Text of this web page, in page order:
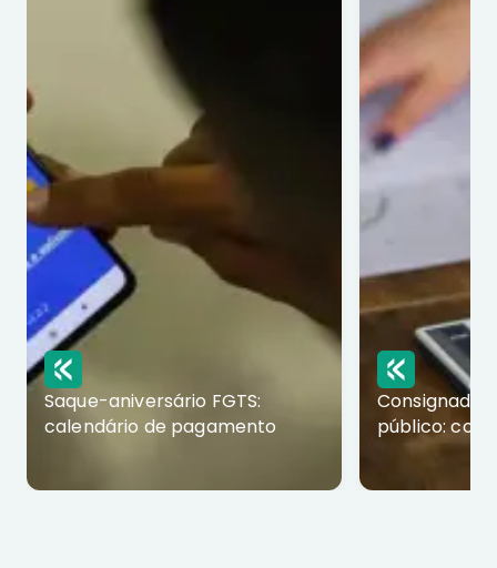
Saque-aniversário FGTS:
calendário de pagamento
Consignado
público: